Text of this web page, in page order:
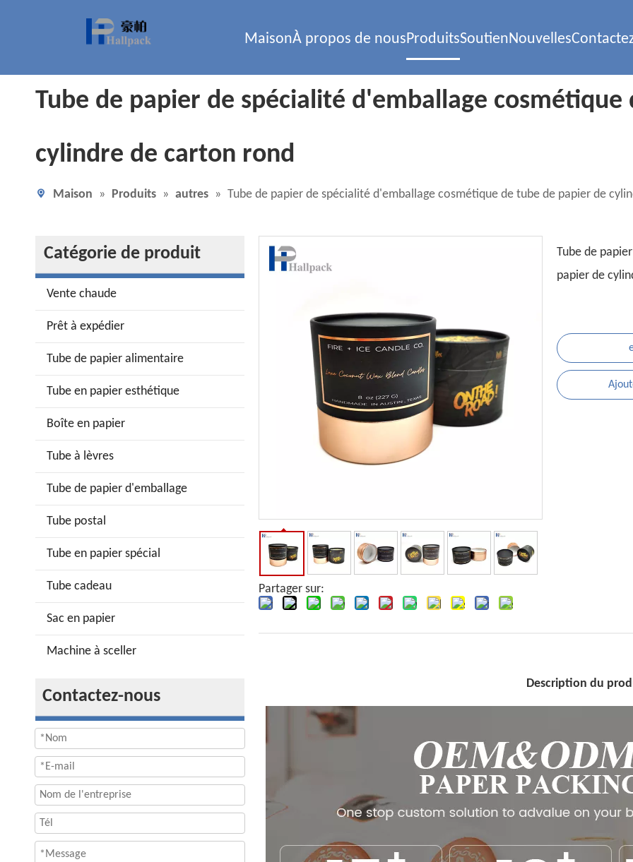
MaisonÀ propos de nousProduitsSoutienNouvelles
Tube de papier de spécialité d'emballage
cylindre de carton rond
Maison » Produits » autres » Tube de papier de spécialité d'emballage cosmétique de tube de papier de
Catégorie de produit
Vente chaude
Prêt à expédier
Tube de papier alimentaire
Tube en papier esthétique
Boîte en papier
Tube à lèvres
Tube de papier d'emballage
Tube postal
Tube en papier spécial
Tube cadeau
Sac en papier
Machine à sceller
Contactez-nous
Partager sur:
Tube de
papier de
Description du